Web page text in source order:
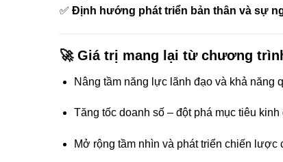
✅ Định hướng phát triển bản thân và sự
🚀 Giá trị mang lại từ chương
Nâng tầm năng lực lãnh đạo và khả năng
Tăng tốc doanh số – đột phá mục tiêu
Mở rộng tầm nhìn và phát triển chiến lược